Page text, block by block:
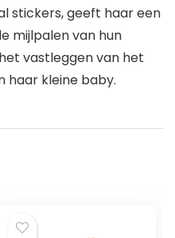
stickers, geeft haar een
mijlpalen van hun
vastleggen van het
haar kleine baby.